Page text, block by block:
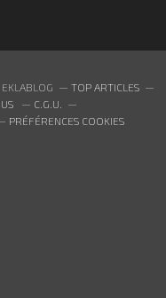
TOP ARTICLES
C.G.U.
PRÉFÉRENCES COOKIES